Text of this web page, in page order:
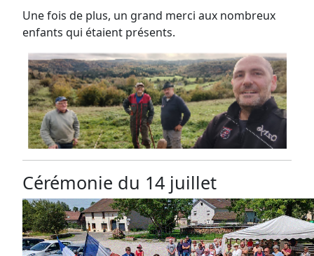
Une fois de plus, un grand merci aux nombreux
enfants qui étaient présents.
Cérémonie du 14 juillet